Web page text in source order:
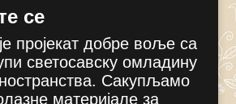
се
пројекат добре воље са
светосавску омладину
Сакупљамо
материјале за